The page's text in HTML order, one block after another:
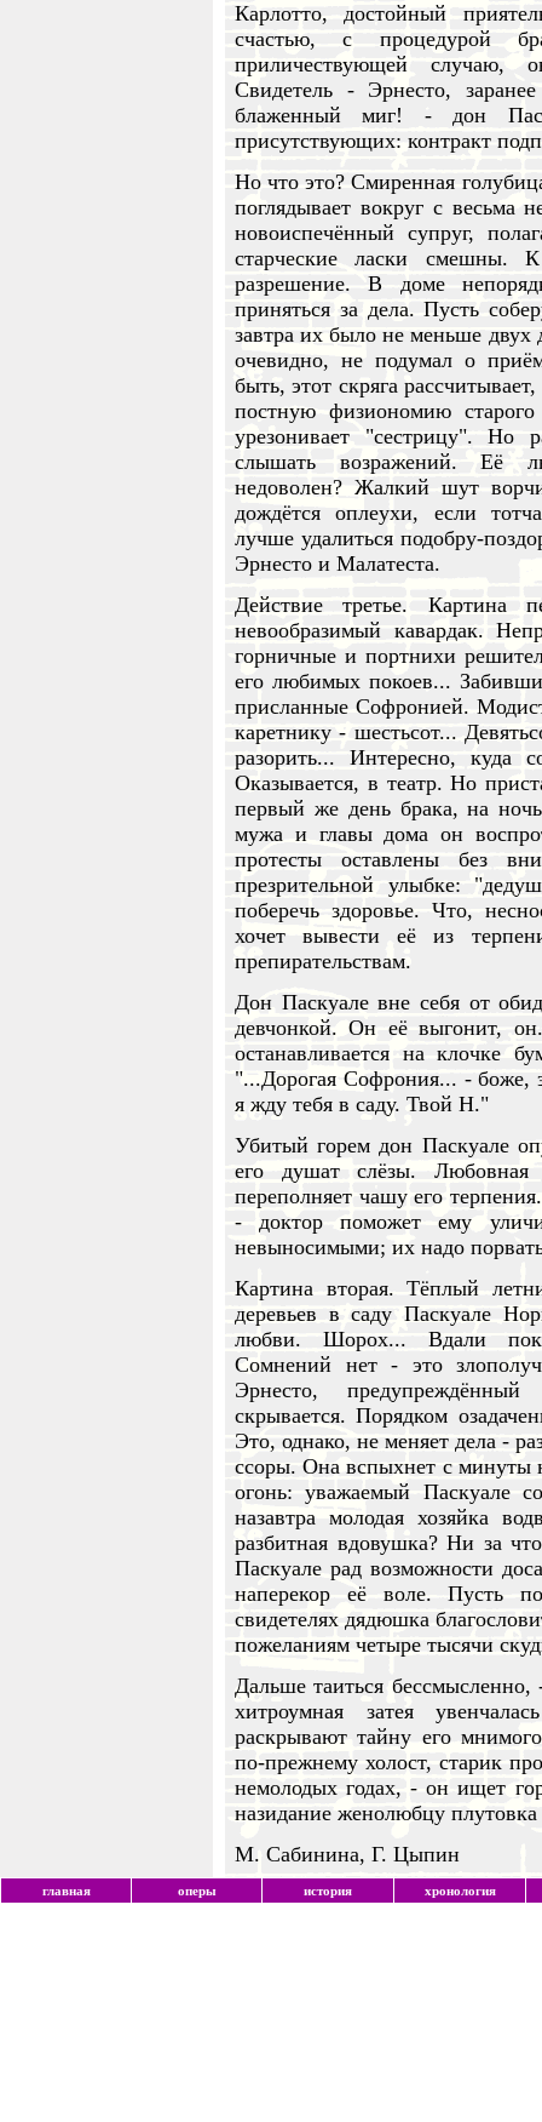
Карлотто, достойный
счастью, с процедурой
приличествующей случаю,
Свидетель - Эрнесто,
блаженный миг! - дон
присутствующих: контракт
Но что это? Смиренная
поглядывает вокруг с весьма
новоиспечённый супруг,
старческие ласки смешны.
разрешение. В доме
приняться за дела. Пусть
завтра их было не меньше
очевидно, не подумал о
быть, этот скряга
постную физиономию
урезонивает "сестрицу". Но
слышать возражений. Её
недоволен? Жалкий шут
дождётся оплеухи, если
лучше удалиться подобру-
Эрнесто и Малатеста.
Действие третье. Картина
невообразимый кавардак.
горничные и портнихи
его любимых покоев...
присланные Софронией.
каретнику - шестьсот...
разорить... Интересно, куда
Оказывается, в театр. Но
первый же день брака, на
мужа и главы дома он
протесты оставлены без
презрительной улыбке:
поберечь здоровье. Что,
хочет вывести её из
препирательствам.
Дон Паскуале вне себя от
девчонкой. Он её выгонит,
останавливается на клочке
"...Дорогая Софрония... - боже,
я жду тебя в саду. Твой Н."
Убитый горем дон Паскуале
его душат слёзы.
переполняет чашу его
- доктор поможет ему
невыносимыми; их надо
Картина вторая. Тёплый
деревьев в саду Паскуале
любви. Шорох... Вдали
Сомнений нет - это
Эрнесто,
скрывается. Порядком
Это, однако, не меняет дела -
ссоры. Она вспыхнет с минуты
огонь: уважаемый Паскуале
назавтра молодая хозяйка
разбитная вдовушка? Ни за
Паскуале рад возможности
наперекор её воле. Пусть
свидетелях дядюшка
пожеланиям четыре тысячи
Дальше таиться
хитроумная затея
раскрывают тайну его
по-прежнему холост, старик
немолодых годах, - он ищет
назидание женолюбцу
М. Сабинина, Г. Цыпин
главная оперы история хронология